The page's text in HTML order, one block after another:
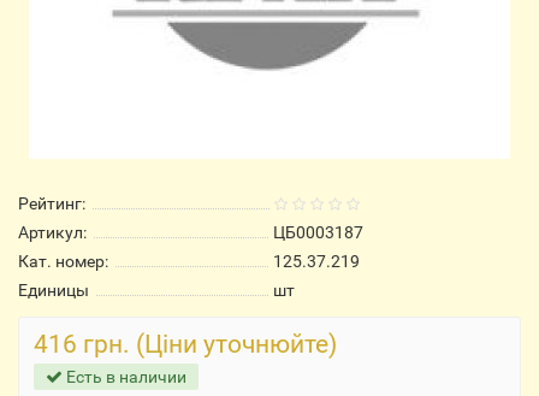
Рейтинг:
Артикул:
ЦБ0003187
Кат. номер:
125.37.219
Единицы
шт
416 грн. (Ціни уточнюйте)
Есть в наличии